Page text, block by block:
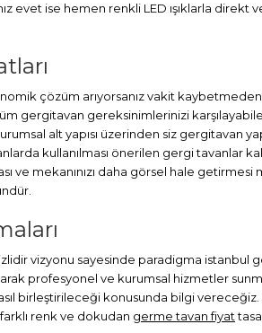
evet ise hemen renkli LED ışıklarla direkt
çözüm arıyorsanız vakit
gergitavan gereksinimlerinizi
alt yapısı üzerinden siz gergitavan
kullanılması önerilen gergi tavanlar
ve mekanınızı daha görsel hale
vizyonu sayesinde paradigma
profesyonel ve kurumsal hizmetler
birleştirileceği konusunda bilgi
renk ve dokudan germe tavan fiyat